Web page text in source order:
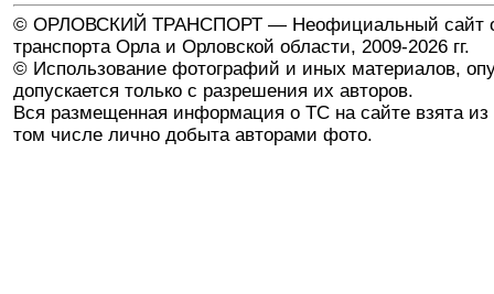
© ОРЛОВСКИЙ ТРАНСПОРТ — Неофициальный сайт
транспорта Орла и Орловской области, 2009-2026 гг.
© Использование фотографий и иных материалов,
допускается только с разрешения их авторов.
Вся размещенная информация о ТС на сайте взята из
том числе лично добыта авторами фото.